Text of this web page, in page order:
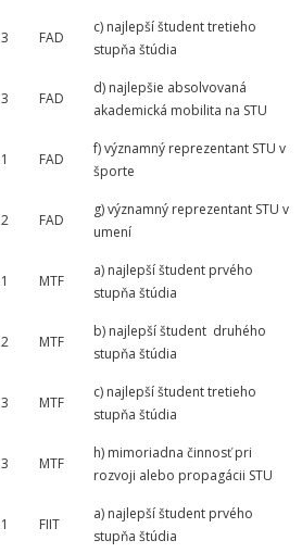
3 FAD
c) najlepší študent tretieho
stupňa štúdia
3 FAD
d) najlepšie absolvovaná
akademická mobilita na STU
1 FAD
f) významný reprezentant STU v
športe
2 FAD
g) významný reprezentant STU v
umení
1 MTF
a) najlepší študent prvého
stupňa štúdia
2 MTF
b) najlepší študent druhého
stupňa štúdia
3 MTF
c) najlepší študent tretieho
stupňa štúdia
3 MTF
h) mimoriadna činnosť pri
rozvoji alebo propagácii STU
1 FIIT
a) najlepší študent prvého
stupňa štúdia